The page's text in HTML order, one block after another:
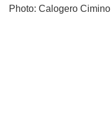
Photo: Calogero Cimino